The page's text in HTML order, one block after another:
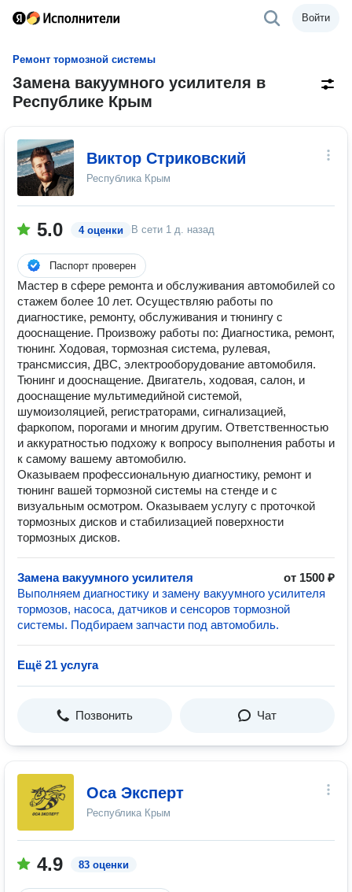
Войти
Ремонт тормозной системы
Замена вакуумного усилителя в
Республике Крым
Виктор Стриковский
Республика Крым
5.0 4 оценки В сети 1 д. назад
Паспорт проверен
Мастер в сфере ремонта и обслуживания автомобилей со
стажем более 10 лет. Осуществляю работы по
диагностике, ремонту, обслуживания и тюнингу с
дооснащение. Произвожу работы по: Диагностика, ремонт,
тюнинг. Ходовая, тормозная система, рулевая,
трансмиссия, ДВС, электрооборудование автомобиля.
Тюнинг и дооснащение. Двигатель, ходовая, салон, и
дооснащение мультимедийной системой,
шумоизоляцией, регистраторами, сигнализацией,
фаркопом, порогами и многим другим. Ответственностью
и аккуратностью подхожу к вопросу выполнения работы и
к самому вашему автомобилю.
Оказываем профессиональную диагностику, ремонт и
тюнинг вашей тормозной системы на стенде и с
визуальным осмотром. Оказываем услугу с проточкой
тормозных дисков и стабилизацией поверхности
тормозных дисков.
Замена вакуумного усилителя
от 1500 ₽
Выполняем диагностику и замену вакуумного усилителя
тормозов, насоса, датчиков и сенсоров тормозной
системы. Подбираем запчасти под автомобиль.
Ещё 21 услуга
Позвонить Чат
Оса Эксперт
Республика Крым
4.9 83 оценки